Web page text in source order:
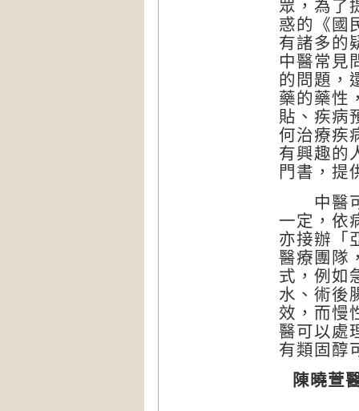
眾，為了
惑的《國
有諸多的
中醫常見
的問題，
藥的藥性
貼、疾病
何治療疾
有興趣的
門書，提
中醫可
一定，依
亦接辦「
醫療團隊
式，例如
水、術後
效，而慢
醫可以處
有類固醇
陳曉萱